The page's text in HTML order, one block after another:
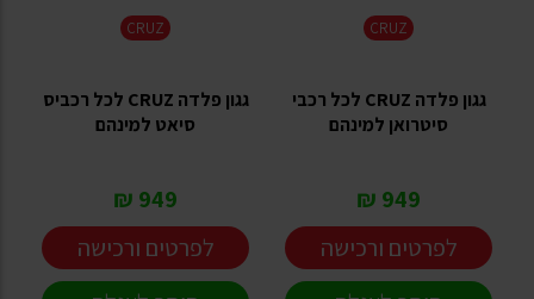
CRUZ
גגון פלדה CRUZ לכל רכבי
סיטרואן למינהם
949 ₪
לפרטים ורכישה
CRUZ
גגון פלדה CRUZ לכל רכביס
סיאט למינהם
949 ₪
לפרטים ורכישה